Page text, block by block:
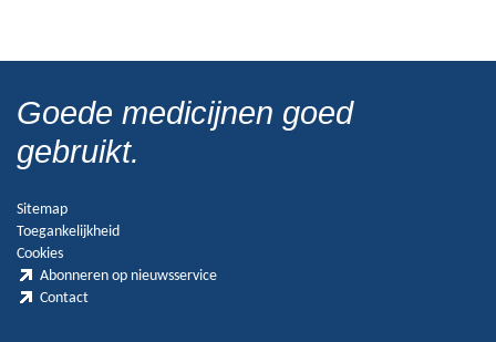
Goede medicijnen goed
gebruikt.
Sitemap
Toegankelijkheid
Cookies
Abonneren op nieuwsservice
Contact